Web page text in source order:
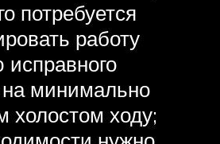
потребуется
работу
исправного
на минимально
холостом ходу;